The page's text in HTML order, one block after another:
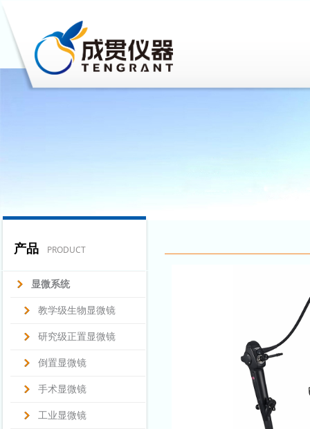
产品 PRODUCT
显微系统
教学级生物显微镜
研究级正置显微镜
倒置显微镜
手术显微镜
工业显微镜